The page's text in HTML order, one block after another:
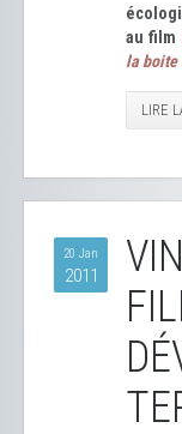
au film
la boite
LIRE
20 Jan
2011